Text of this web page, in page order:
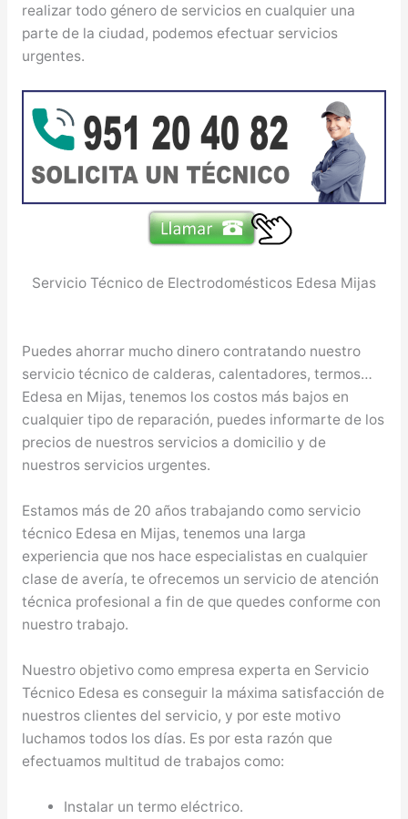
realizar todo género de servicios en cualquier una
parte de la ciudad, podemos efectuar servicios
urgentes.
Servicio Técnico de Electrodomésticos Edesa Mijas
Puedes ahorrar mucho dinero contratando nuestro
servicio técnico de calderas, calentadores, termos…
Edesa en Mijas, tenemos los costos más bajos en
cualquier tipo de reparación, puedes informarte de los
precios de nuestros servicios a domicilio y de
nuestros servicios urgentes.
Estamos más de 20 años trabajando como servicio
técnico Edesa en Mijas, tenemos una larga
experiencia que nos hace especialistas en cualquier
clase de avería, te ofrecemos un servicio de atención
técnica profesional a fin de que quedes conforme con
nuestro trabajo.
Nuestro objetivo como empresa experta en Servicio
Técnico Edesa es conseguir la máxima satisfacción de
nuestros clientes del servicio, y por este motivo
luchamos todos los días. Es por esta razón que
efectuamos multitud de trabajos como:
Instalar un termo eléctrico.